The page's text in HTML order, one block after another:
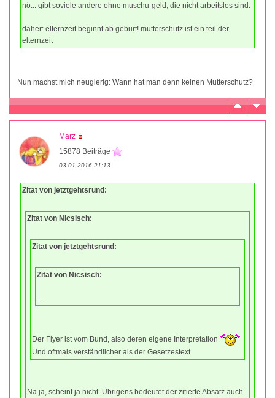
nö... gibt soviele andere ohne muschu-geld, die nicht arbeitslos sind.
daher: elternzeit beginnt ab geburt! mutterschutz ist ein teil der
elternzeit
Nun machst mich neugierig: Wann hat man denn keinen Mutterschutz?
Marz
15878 Beiträge
03.01.2016 21:13
Zitat von jetztgehtsrund:
Zitat von Nicsisch:
Zitat von jetztgehtsrund:
Zitat von Nicsisch:
Der Flyer ist vom Bund, also deren eigene Interpretation
Und oftmals verständlicher als der Gesetzestext
Na ja, scheint ja nicht. Übrigens bedeutet der zitierte Absatz auch